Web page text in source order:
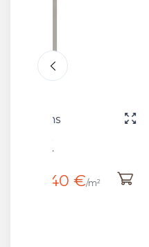
Choix des
à partir de